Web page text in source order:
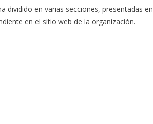
dividido en varias secciones, presentadas en
en el sitio web de la organización.